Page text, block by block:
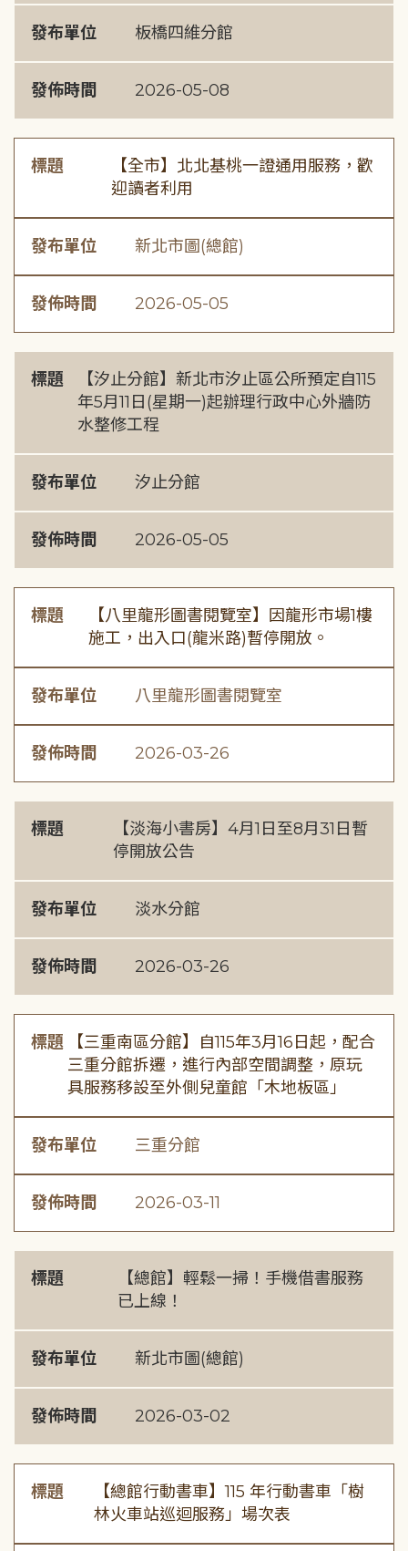
發布單位 板橋四維分館
發佈時間 2026-05-08
標題
【全市】北北基桃一證通用服務，歡
迎讀者利用
發布單位 新北市圖(總館)
發佈時間 2026-05-05
標題
【汐止分館】新北市汐止區公所預定自115
年5月11日(星期一)起辦理行政中心外牆防
水整修工程
發布單位 汐止分館
發佈時間 2026-05-05
標題
【八里龍形圖書閱覽室】因龍形市場1樓
施工，出入口(龍米路)暫停開放。
發布單位 八里龍形圖書閱覽室
發佈時間 2026-03-26
標題
【淡海小書房】4月1日至8月31日暫
停開放公告
發布單位 淡水分館
發佈時間 2026-03-26
標題
【三重南區分館】自115年3月16日起，配合
三重分館拆遷，進行內部空間調整，原玩
具服務移設至外側兒童館「木地板區」
發布單位 三重分館
發佈時間 2026-03-11
標題
【總館】輕鬆一掃！手機借書服務
已上線！
發布單位 新北市圖(總館)
發佈時間 2026-03-02
標題
【總館行動書車】115 年行動書車「樹
林火車站巡迴服務」場次表